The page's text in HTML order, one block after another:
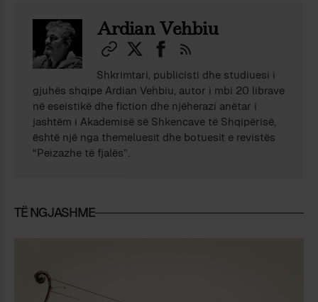
Ardian Vehbiu
Shkrimtari, publicisti dhe studiuesi i
gjuhës shqipe Ardian Vehbiu, autor i mbi 20 librave
në eseistikë dhe fiction dhe njëherazi anëtar i
jashtëm i Akademisë së Shkencave të Shqipërisë,
është një nga themeluesit dhe botuesit e revistës
“Peizazhe të fjalës”.
TË NGJASHME